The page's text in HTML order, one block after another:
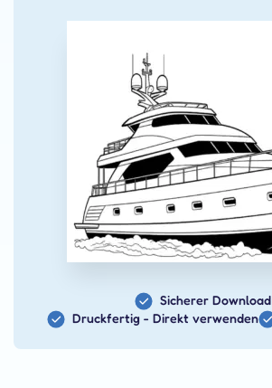
Sicherer Download
Druckfertig - Direkt verwenden